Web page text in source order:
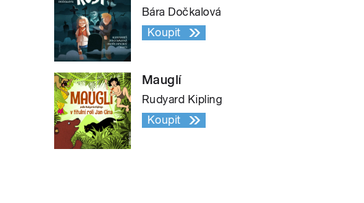
Bára Dočkalová
Koupit
Mauglí
Rudyard Kipling
Koupit